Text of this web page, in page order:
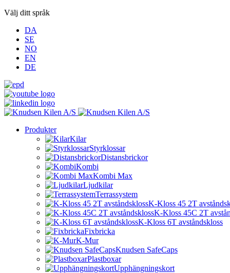
Välj ditt språk
DA
SE
NO
EN
DE
Produkter
Kilar
Styrklossar
Distansbrickor
Kombi
Kombi Max
Ljudkilar
Terrassystem
K-Kloss 45 2T
K-Kloss 45C 2T
K-Kloss 6T avståndskloss
Fixbricka
K-Mur
Knudsen SafeCaps
Plastboxar
Upphängningskort